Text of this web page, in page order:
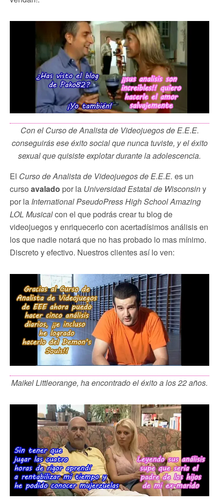
Con el Curso de Analista de Videojuegos de E.E.E.
conseguirás ese éxito social que nunca tuviste, y el éxito
sexual que quisiste explotar durante la adolescencia.
El Curso de Analista de Videojuegos de E.E.E. es un
curso avalado por la Universidad Estatal de Wisconsiny
por la International PseudoPress High School Amazing
LOL Musicalcon el que podrás crear tu blog de
videojuegos y enriquecerlo con acertadísimos análisis en
los que nadie notará que no has probado lo mas mínimo.
Discreto y efectivo. Nuestros clientes así lo ven:
Maikel Littleorange, ha encontrado el éxito a los 22 años.